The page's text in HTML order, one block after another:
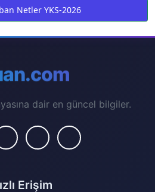
Netler YKS-2026
dair en güncel bilgiler.
Erişim